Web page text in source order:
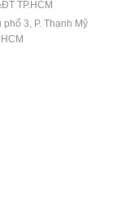
TP.HCM
3, P. Thạnh Mỹ